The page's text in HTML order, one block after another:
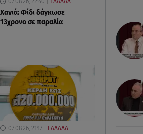
07.08.26, 22:40 ΕΛΛΑΔΑ
Χανιά: Φίδι δάγκωσε
13χρονο σε παραλία
07.08.26, 21:17 ΕΛΛΑΔΑ